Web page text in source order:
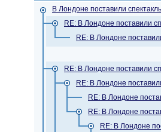
В Лондоне поставили
RE: В Лондоне поставили
RE: В Лондоне
RE: В Лондоне поставили
RE: В Лондоне
RE: В Лондоне
RE: В Лондоне
RE: В Лондоне